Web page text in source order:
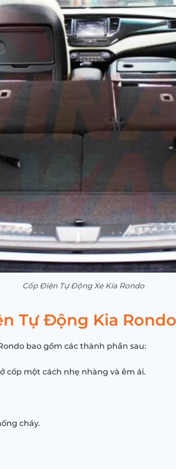
Cốp Điện Tự Động Xe Kia Rondo
Tự Động Kia
bao gồm các thành phần sau:
cốp một cách nhẹ nhàng và êm ái.
cháy.